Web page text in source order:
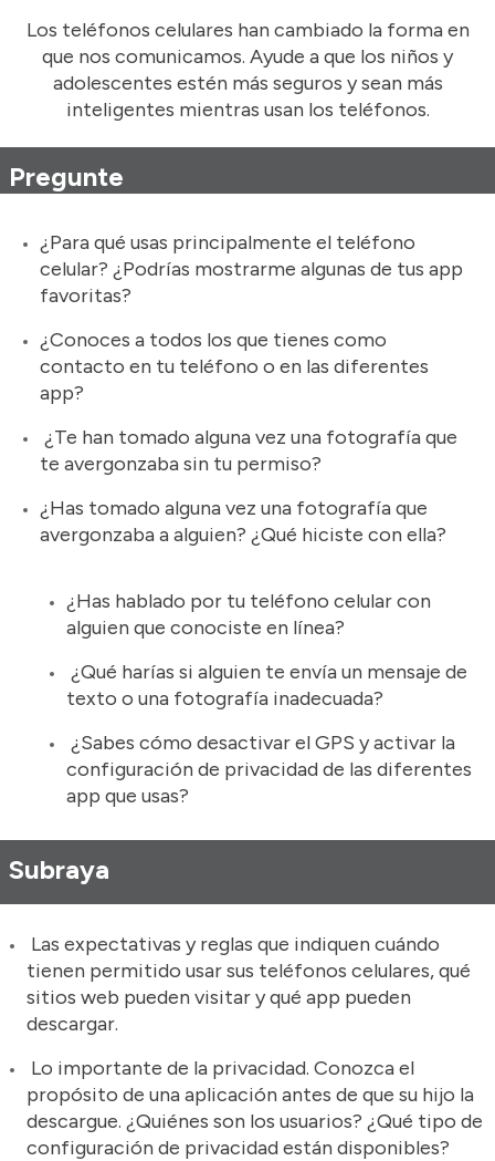
Los teléfonos celulares han cambiado la forma en
que nos comunicamos. Ayude a que los niños y
adolescentes estén más seguros y sean más
inteligentes mientras usan los teléfonos.
Pregunte
¿Para qué usas principalmente el teléfono
celular? ¿Podrías mostrarme algunas de tus app
favoritas?
¿Conoces a todos los que tienes como
contacto en tu teléfono o en las diferentes
app?
¿Te han tomado alguna vez una fotografía que
te avergonzaba sin tu permiso?
¿Has tomado alguna vez una fotografía que
avergonzaba a alguien? ¿Qué hiciste con ella?
¿Has hablado por tu teléfono celular con
alguien que conociste en línea?
¿Qué harías si alguien te envía un mensaje de
texto o una fotografía inadecuada?
¿Sabes cómo desactivar el GPS y activar la
configuración de privacidad de las diferentes
app que usas?
Subraya
Las expectativas y reglas que indiquen cuándo
tienen permitido usar sus teléfonos celulares, qué
sitios web pueden visitar y qué app pueden
descargar.
Lo importante de la privacidad. Conozca el
propósito de una aplicación antes de que su hijo la
descargue. ¿Quiénes son los usuarios? ¿Qué tipo de
configuración de privacidad están disponibles?